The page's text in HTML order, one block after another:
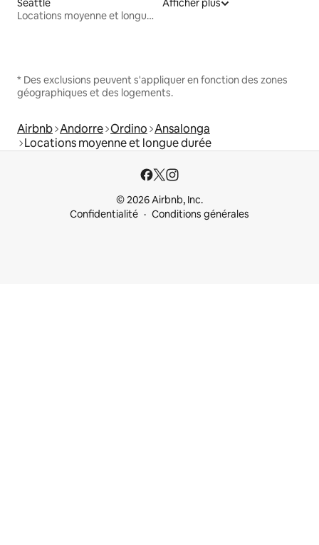
Seattle
Locations moyenne et longue durée
Afficher plus
* Des exclusions peuvent s'appliquer en fonction des zones
géographiques et des logements.
Airbnb Andorre Ordino Ansalonga
Locations moyenne et longue durée
© 2026 Airbnb, Inc.
Confidentialité
Conditions générales